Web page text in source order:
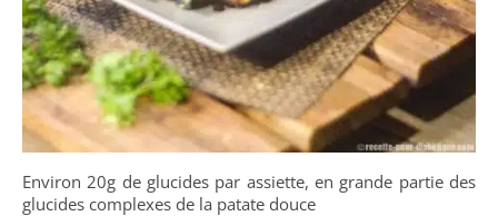
Environ 20g de glucides par assiette, en grande partie des
glucides complexes de la patate douce